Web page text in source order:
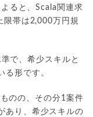
よると、Scala関連求
限帯は2,000万円規
で、希少スキルと
る形です。
のの、その分1案件
あり、希少スキルの